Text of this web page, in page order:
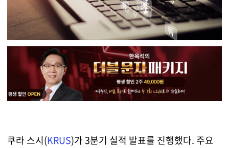
쿠라 스시(KRUS)가 3분기 실적 발표를 진행했다. 주요